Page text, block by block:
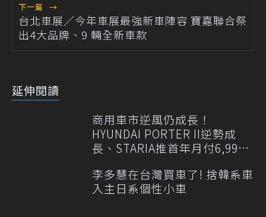
下一篇 →
台北車展／今年車展最強新車陣容 寶嘉聯合祭
出4大品牌、9 輛全新車款
延伸閱讀
商用車市逆風仍成長！
HYUNDAI PORTER II逆勢成
長、STARIA推首年月付6,999
李多慧在台灣買車了! 捨韓系車
入主日系個性小車